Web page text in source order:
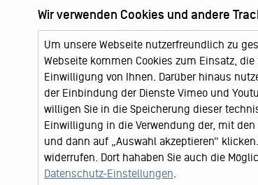
KJ Ticketshop
Unser neuer Ticketshop
News
Locations
Wir verwenden Cookies und andere
Um unsere Webseite nutzerfreundlich zu
Webseite kommen Cookies zum Einsatz,
Einwilligung von Ihnen. Darüber hinaus
der Einbindung der Dienste Vimeo und
willigen Sie in die Speicherung dieser
Einwilligung in die Verwendung der, mit
und dann auf „Auswahl akzeptieren“
widerrufen. Dort hahaben Sie auch die
Datenschutz-Einstellungen